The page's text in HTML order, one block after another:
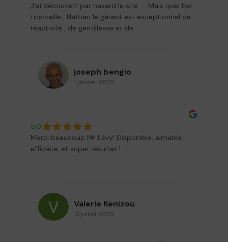
J’ai découvert par hasard le site …. Mais quel bel
trouvaille , Nathan le gérant est exceptionnel de
réactivité , de gentillesse et de
joseph bengio
1 janvier 2025
5.0
Merci beaucoup Mr Lévy! Disponible, aimable,
efficace, et super résultat !
Valerie Kenizou
13 juillet 2025